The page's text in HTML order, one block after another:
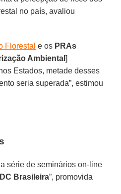
no país, avaliou
Florestal e os PRAs
Ambiental]
Estados, metade desses
seria superada”, estimou
série de seminários on-line
Brasileira”, promovida